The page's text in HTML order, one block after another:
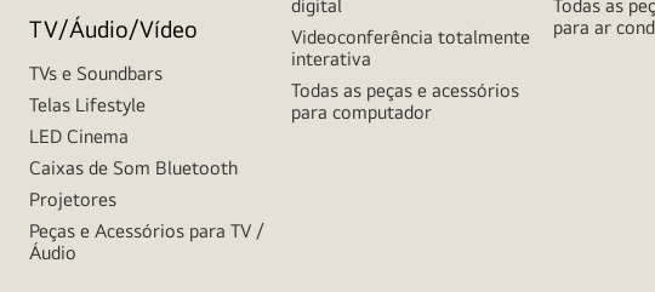
TV/Áudio/Vídeo
TVs e Soundbars
Telas Lifestyle
LED Cinema
Caixas de Som Bluetooth
Projetores
Peças e Acessórios para TV /
Áudio
digital
Videoconferência totalmente
interativa
Todas as peças e acessórios
para computador
Todas as
para ar